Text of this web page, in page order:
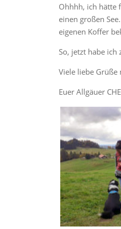
Ohhhh, ich hätte
einen großen
eigenen Koffer
So, jetzt habe ich
Viele liebe Grüße
Euer Allgäuer